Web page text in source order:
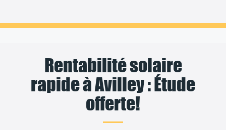
Rentabilité solaire
rapide à Avilley : Étude
offerte!